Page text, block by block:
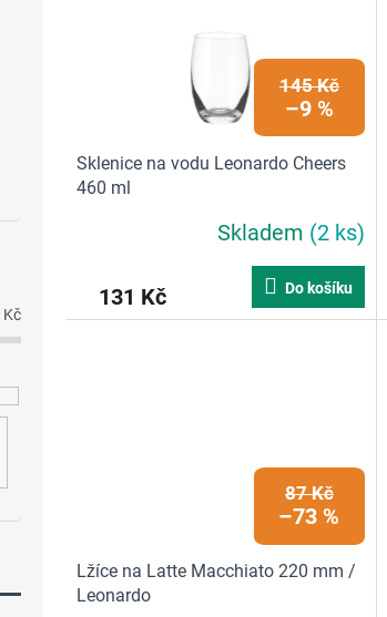
Kč
145 Kč
–9 %
Sklenice na vodu Leonardo Cheers
460 ml
Skladem (2 ks)
131 Kč Do košíku
87 Kč
–73 %
Lžíce na Latte Macchiato 220 mm /
Leonardo